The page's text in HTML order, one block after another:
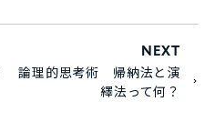
NEXT
論理的思考術 帰納法と演
繹法って何？